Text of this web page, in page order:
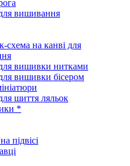
вишивання
на канві для
вишивки нитками
вишивки бісером
шиття ляльок
*
підвісі